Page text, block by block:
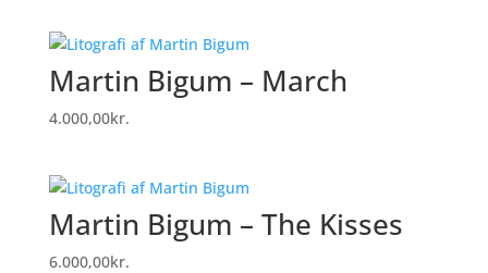
Martin Bigum – March
4.000,00kr.
Martin Bigum – The Kisses
6.000,00kr.